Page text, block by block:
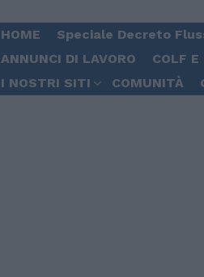
HOME Speciale Decreto
ANNUNCI DI LAVORO
COLF
I NOSTRI SITI
COMUNITÀ